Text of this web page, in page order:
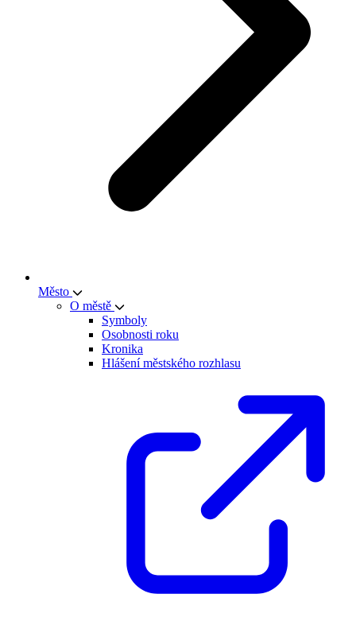
Město
O městě
Symboly
Osobnosti roku
Kronika
Hlášení městského rozhlasu